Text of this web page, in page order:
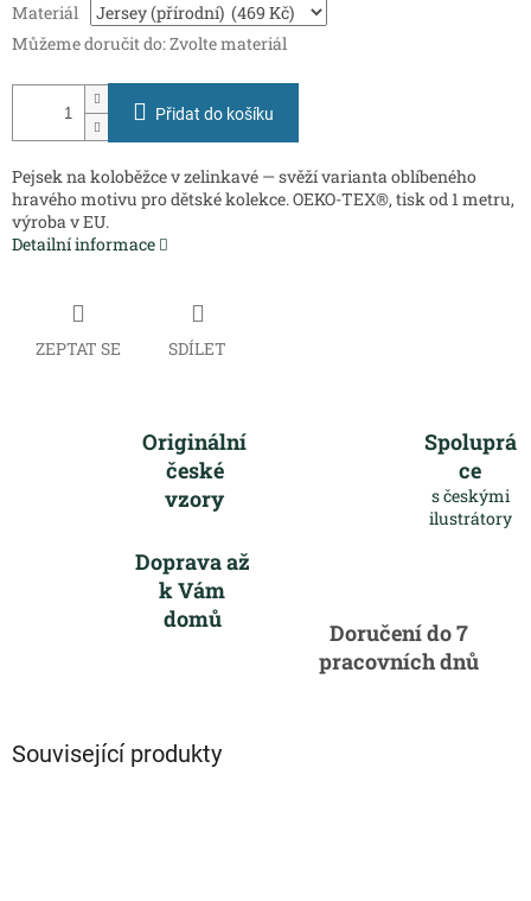
cena:
Materiál
Můžeme doručit do:Zvolte materiál
Přidat do košíku
Pejsek na koloběžce v zelinkavé — svěží varianta oblíbeného
hravého motivu pro dětské kolekce. OEKO-TEX®, tisk od 1 metru,
výroba v EU.
Detailní informace
ZEPTAT SE SDÍLET
Originální
české
vzory
Spoluprá
ce
s českými
ilustrátory
Doprava až
k Vám
domů
Doručení do 7
pracovních dnů
Související produkty